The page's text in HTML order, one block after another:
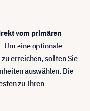
vom primären
Um eine optionale
erreichen, sollten Sie
auswählen. Die
zu Ihren